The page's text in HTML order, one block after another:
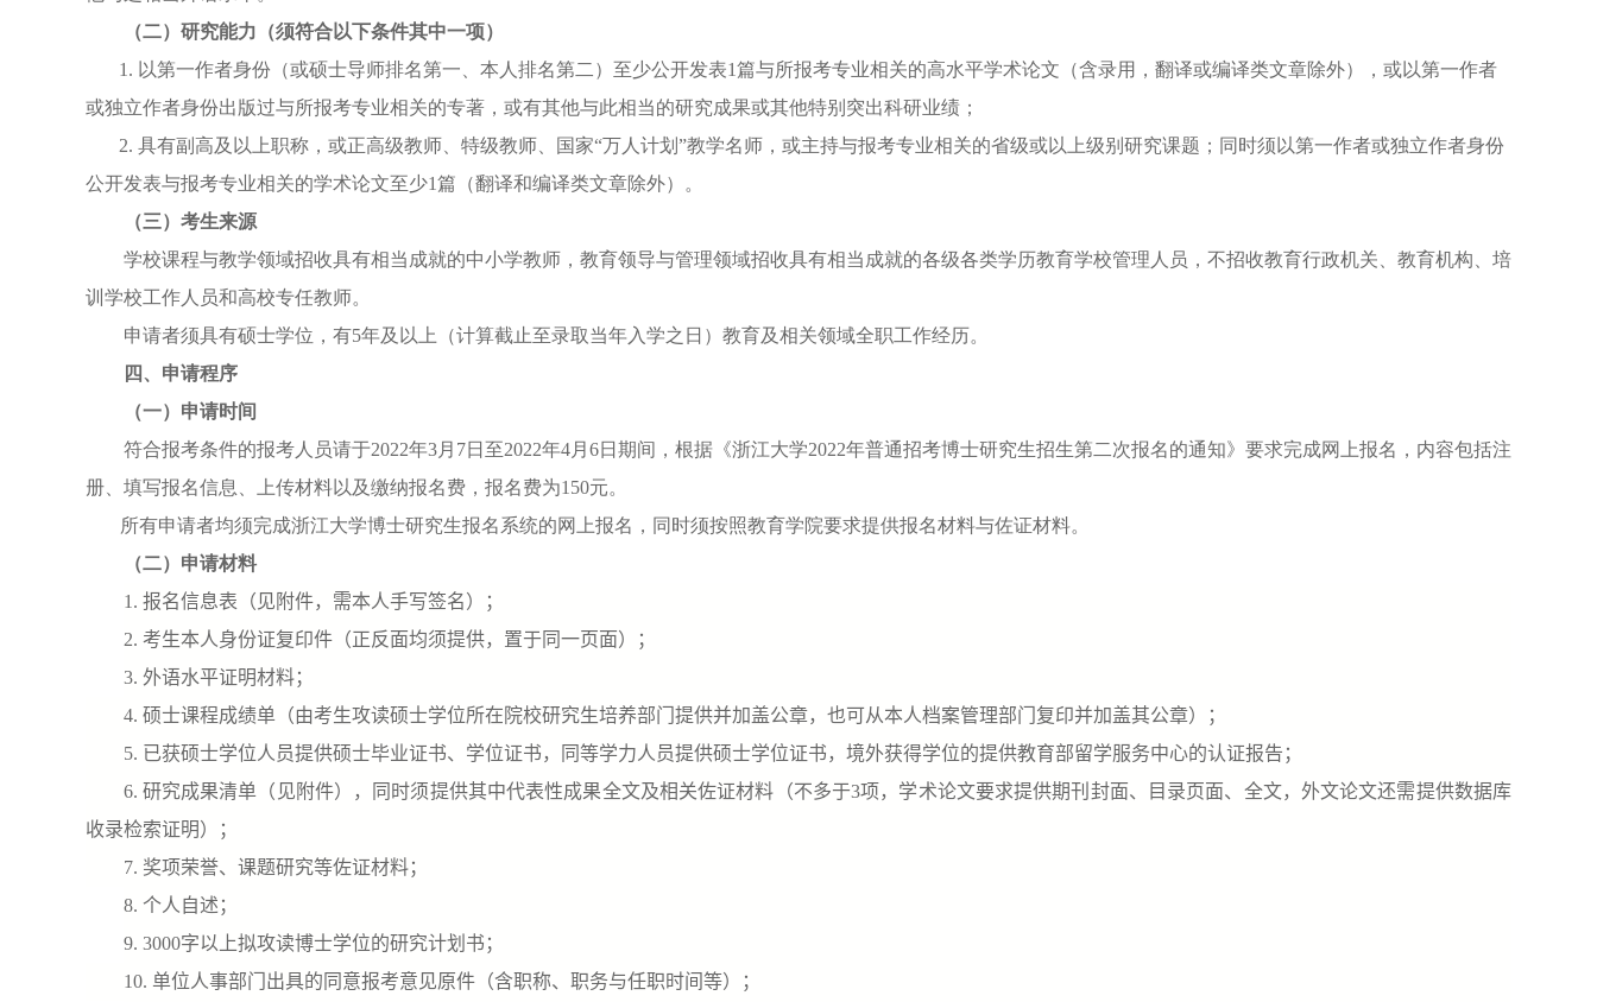
（二）研究能力（须符合以下条件其中一项）
1. 以第一作者身份（或硕士导师排名第一、本人排名第二）至少公开发表1篇与所报考专业相关的高水平学术论文（含录用，翻译或编译类文章除外），或以第一作者
或独立作者身份出版过与所报考专业相关的专著，或有其他与此相当的研究成果或其他特别突出科研业绩；
2. 具有副高及以上职称，或正高级教师、特级教师、国家“万人计划”教学名师，或主持与报考专业相关的省级或以上级别研究课题；同时须以第一作者或独立作者身份
公开发表与报考专业相关的学术论文至少1篇（翻译和编译类文章除外）。
（三）考生来源
学校课程与教学领域招收具有相当成就的中小学教师，教育领导与管理领域招收具有相当成就的各级各类学历教育学校管理人员，不招收教育行政机关、教育机构、培
训学校工作人员和高校专任教师。
申请者须具有硕士学位，有5年及以上（计算截止至录取当年入学之日）教育及相关领域全职工作经历。
四、申请程序
（一）申请时间
符合报考条件的报考人员请于2022年3月 7日至2022年4月 6日期间，根据《浙江大学2022年普通招考博士研究生招生第二次报名的通知》要求完成网上报名，内容包括注
册、填写报名信息、上传材料以及缴纳报名费，报名费为150元。
所有申请者均须完成浙江大学博士研究生报名系统的网上报名，同时须按照教育学院要求提供报名材料与佐证材料。
（二）申请材料
1. 报名信息表（见附件，需本人手写签名）；
2. 考生本人身份证复印件（正反面均须提供，置于同一页面）；
3. 外语水平证明材料；
4. 硕士课程成绩单（由考生攻读硕士学位所在院校研究生培养部门提供并加盖公章，也可从本人档案管理部门复印并加盖其公章）；
5. 已获硕士学位人员提供硕士毕业证书、学位证书，同等学力人员提供硕士学位证书，境外获得学位的提供教育部留学服务中心的认证报告；
6. 研究成果清单（见附件），同时须提供其中代表性成果全文及相关佐证材料（不多于3项，学术论文要求提供期刊封面、目录页面、全文，外文论文还需提供数据库
收录检索证明）；
7. 奖项荣誉、课题研究等佐证材料；
8. 个人自述；
9. 3000字以上拟攻读博士学位的研究计划书；
10. 单位人事部门出具的同意报考意见原件（含职称、职务与任职时间等）；